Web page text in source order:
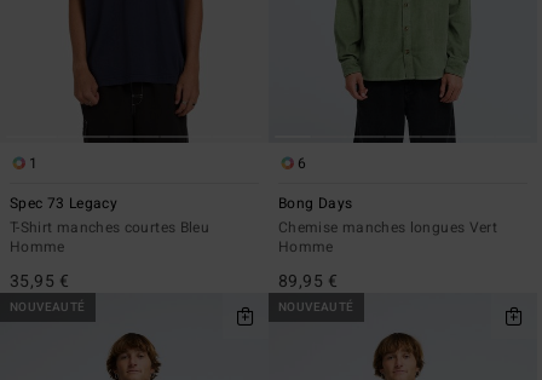
1
Spec 73 Legacy
T-Shirt manches courtes Bleu
Homme
35,95 €
6
Bong Days
Chemise manches longues Vert
Homme
89,95 €
NOUVEAUTÉ NOUVEAUTÉ